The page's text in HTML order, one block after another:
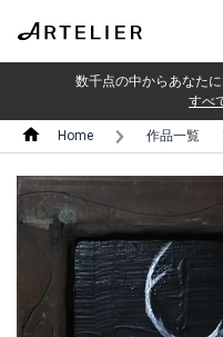
数千点の中からあなた
すべ
Home 作品一覧